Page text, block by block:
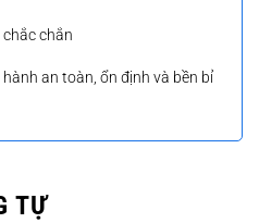
chắc chắn
an toàn, ổn định và bền bỉ
TỰ